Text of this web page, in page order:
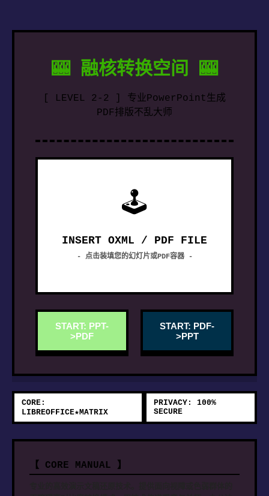
🎰 融核转换空间 🎰
[ LEVEL 2-2 ] 专业PowerPoint生成
PDF排版不乱大师
🕹
INSERT OXML / PDF FILE
- 点击装填您的幻灯片或PDF容器 -
START: PPT-
>PDF
START: PDF-
>PPT
CORE:
LIBREOFFICE★MATRIX
PRIVACY: 100%
SECURE
【 CORE MANUAL 】